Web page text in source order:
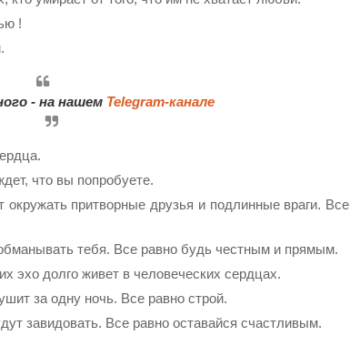
!
- на нашем Telegram-канале
что вы попробуете.
притворные друзья и подлинные враги. Все
тебя. Все равно будь честным и прямым.
эхо долго живет в человеческих сердцах.
за одну ночь. Все равно строй.
завидовать. Все равно оставайся счастливым.